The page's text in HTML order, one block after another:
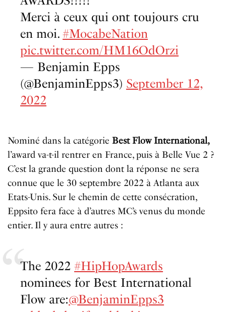
Merci à ceux qui ont toujours cru
en moi.#MocabeNation
pic.twitter.com/HM16OdOrzi
— Benjamin Epps
(@BenjaminEpps3) September 12,
2022
Nominé dans la catégorie BestFlow International,
l’award va-t-il rentrer en France, puis à Belle Vue 2 ?
C’est la grande question dont la réponse ne sera
connue que le 30 septembre 2022 à Atlanta aux
Etats-Unis. Sur le chemin de cette consécration,
Eppsito fera face à d’autres MC’s venus du monde
entier. Il y aura entre autres :
The 2022#HipHopAwards
nominees for Best International
Flow are:@BenjaminEpps3